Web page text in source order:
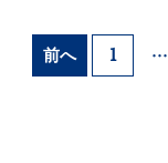
前へ 1 …